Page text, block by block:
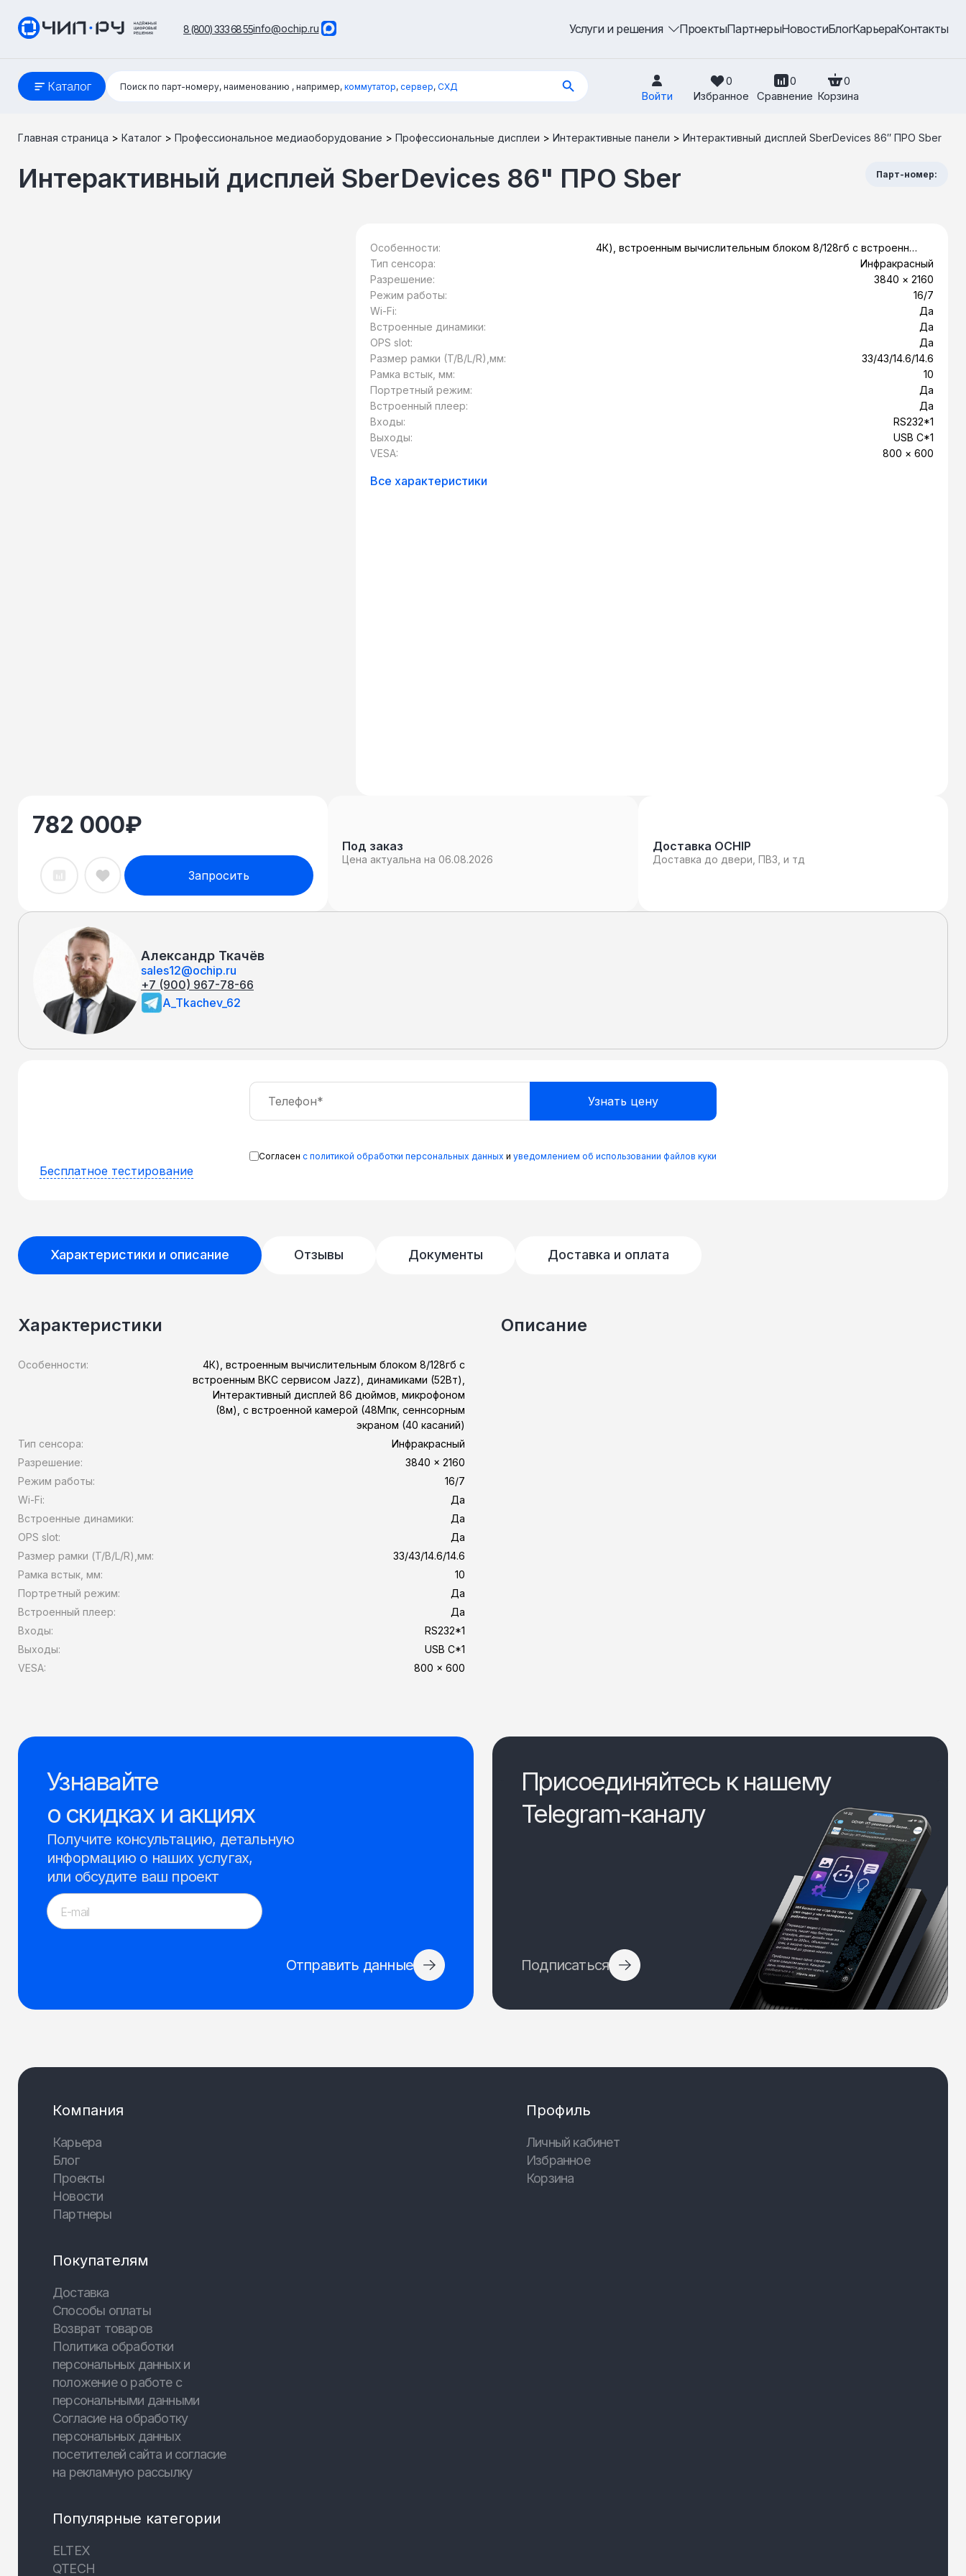
Услуги и решения ПроектыПартнерыНовостиБлогКарьераКонтакты
8 (800) 333 68 55info@ochip.ru
Каталог
Поиск:
Поиск по парт-номеру, наименованию , например, коммутатор, сервер, СХД
Войти
0
Избранное
0
Сравнение
0
Корзина
Главная страница > Каталог > Профессиональное медиаоборудование > Профессиональные дисплеи > Интерактивные панели > Интерактивный дисплей SberDevices 86″ ПРО Sber
Интерактивный дисплей SberDevices 86" ПРО Sber Парт-номер:
Особенности:
4К), встроенным вычислительным блоком 8/128гб с встроенным
ВКС сервисом Jazz), динамиками (52Вт), Интерактивный дисплей
86 дюймов, микрофоном (8м), с встроенной камерой (48Мпк,
сеннсорным экраном (40 касаний)
Тип сенсора:
Инфракрасный
Разрешение:
3840 × 2160
Режим работы:
16/7
Wi-Fi:
Да
Встроенные динамики:
Да
OPS slot:
Да
Размер рамки (T/B/L/R),мм:
33/43/14.6/14.6
Рамка встык, мм:
10
Портретный режим:
Да
Встроенный плеер:
Да
Входы:
RS232*1
Выходы:
USB C*1
VESA:
800 × 600
Все характеристики
782 000₽
Запросить
Под заказ
Цена актуальна на 06.08.2026
Доставка OCHIP
Доставка до двери, ПВЗ, и тд
Александр Ткачёв
sales12@ochip.ru
+7 (900) 967-78-66
A_Tkachev_62
Согласен с политикой обработки персональных данных и уведомлением об использовании файлов куки
Бесплатное тестирование
Характеристики и описание Отзывы Документы Доставка и оплата
Характеристики
Особенности:
4К), встроенным вычислительным блоком 8/128гб с
встроенным ВКС сервисом Jazz), динамиками (52Вт),
Интерактивный дисплей 86 дюймов, микрофоном
(8м), с встроенной камерой (48Мпк, сеннсорным
экраном (40 касаний)
Тип сенсора:
Инфракрасный
Разрешение:
3840 × 2160
Режим работы:
16/7
Wi-Fi:
Да
Встроенные динамики:
Да
OPS slot:
Да
Размер рамки (T/B/L/R),мм:
33/43/14.6/14.6
Рамка встык, мм:
10
Портретный режим:
Да
Встроенный плеер:
Да
Входы:
RS232*1
Выходы:
USB C*1
VESA:
800 × 600
Описание
Узнавайте
о скидках и акциях
Получите консультацию, детальную
информацию о наших услугах,
или обсудите ваш проект
Отправить данные
Присоединяйтесь к нашему
Telegram-каналу
Подписаться
Компания
Карьера
Блог
Проекты
Новости
Партнеры
Покупателям
Доставка
Способы оплаты
Возврат товаров
Политика обработки
персональных данных и
положение о работе с
персональными данными
Согласие на обработку
персональных данных
посетителей сайта и согласие
на рекламную рассылку
Популярные категории
ELTEX
QTECH
Профиль
Личный кабинет
Избранное
Корзина